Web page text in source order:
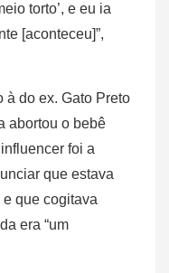
torto’, e eu ia
[aconteceu]”,
à do ex. Gato Preto
abortou o bebê
foi a
que estava
que cogitava
era “um